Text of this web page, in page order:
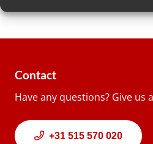
Contact
Have any questions? Give us
+31 515 570 020